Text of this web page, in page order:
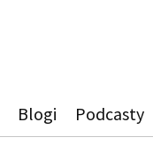
Blogi Podcasty